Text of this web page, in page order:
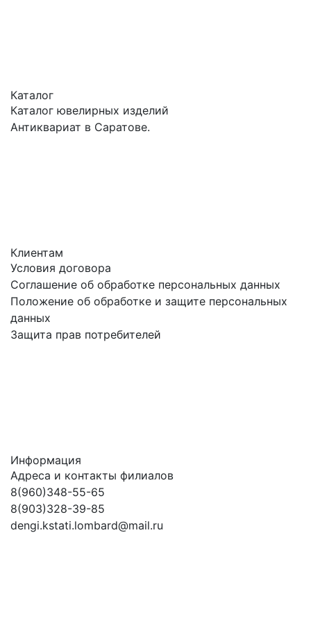
Каталог
Каталог ювелирных изделий
Антиквариат в Саратове.
Клиентам
Условия договора
Соглашение об обработке персональных данных
Положение об обработке и защите персональных
данных
Защита прав потребителей
Информация
Адреса и контакты филиалов
8(960)348-55-65
8(903)328-39-85
dengi.kstati.lombard@mail.ru